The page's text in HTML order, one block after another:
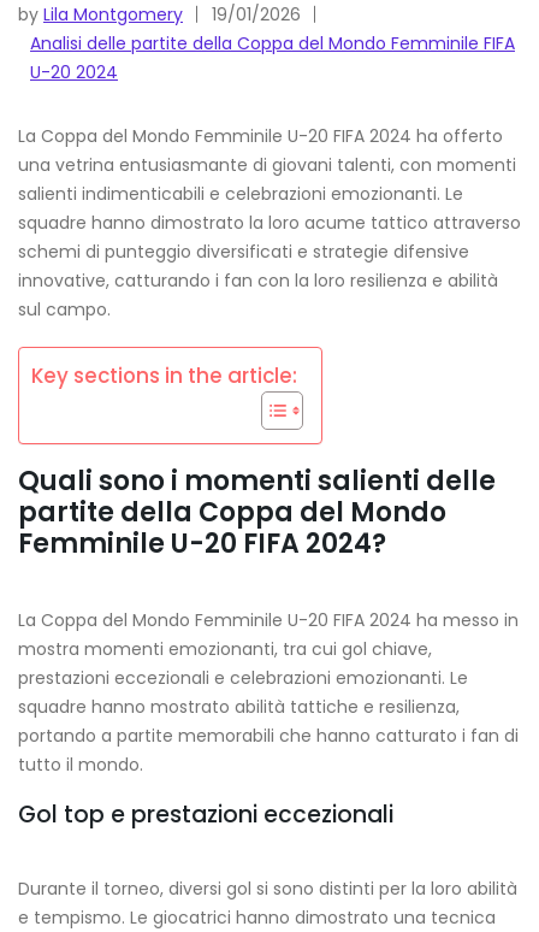
by Lila Montgomery
19/01/2026
Analisi delle partite della Coppa del Mondo Femminile FIFA
U-20 2024
La Coppa del Mondo Femminile U-20 FIFA 2024 ha offerto
una vetrina entusiasmante di giovani talenti, con momenti
salienti indimenticabili e celebrazioni emozionanti. Le
squadre hanno dimostrato la loro acume tattico attraverso
schemi di punteggio diversificati e strategie difensive
innovative, catturando i fan con la loro resilienza e abilità
sul campo.
Key sections in the article:
Quali sono i momenti salienti delle
partite della Coppa del Mondo
Femminile U-20 FIFA 2024?
La Coppa del Mondo Femminile U-20 FIFA 2024 ha messo in
mostra momenti emozionanti, tra cui gol chiave,
prestazioni eccezionali e celebrazioni emozionanti. Le
squadre hanno mostrato abilità tattiche e resilienza,
portando a partite memorabili che hanno catturato i fan di
tutto il mondo.
Gol top e prestazioni eccezionali
Durante il torneo, diversi gol si sono distinti per la loro abilità
e tempismo. Le giocatrici hanno dimostrato una tecnica